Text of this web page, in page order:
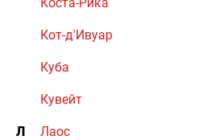
Кот-д'Ивуар
Куба
Кувейт
Л Лаос